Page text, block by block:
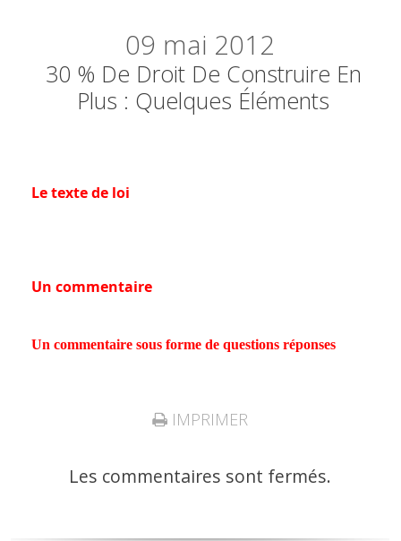
09 mai 2012
30 % De Droit De Construire En
Plus : Quelques Éléments
Le texte de loi
Un commentaire
Un commentaire sous forme de questions réponses
IMPRIMER
Les commentaires sont fermés.